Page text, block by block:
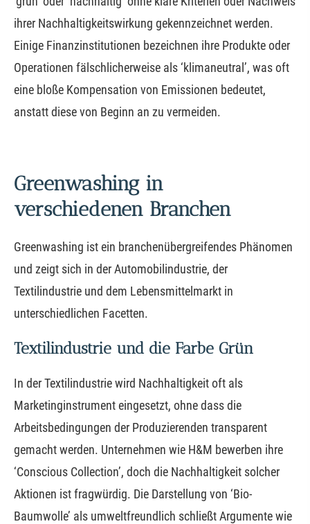
ihrer Nachhaltigkeitswirkung gekennzeichnet werden.
Einige Finanzinstitutionen bezeichnen ihre Produkte oder
Operationen fälschlicherweise als ‘klimaneutral’, was oft
eine bloße Kompensation von Emissionen bedeutet,
anstatt diese von Beginn an zu vermeiden.
Greenwashing in
verschiedenen Branchen
Greenwashing ist ein branchenübergreifendes Phänomen
und zeigt sich in der Automobilindustrie, der
Textilindustrie und dem Lebensmittelmarkt in
unterschiedlichen Facetten.
Textilindustrie und die Farbe Grün
In der Textilindustrie wird Nachhaltigkeit oft als
Marketinginstrument eingesetzt, ohne dass die
Arbeitsbedingungen der Produzierenden transparent
gemacht werden. Unternehmen wie H&M bewerben ihre
‘Conscious Collection’, doch die Nachhaltigkeit solcher
Aktionen ist fragwürdig. Die Darstellung von ‘Bio-
Baumwolle’ als umweltfreundlich schließt Argumente wie